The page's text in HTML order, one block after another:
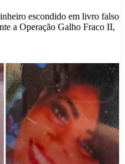
escondido em livro falso
a Operação Galho Fraco II,